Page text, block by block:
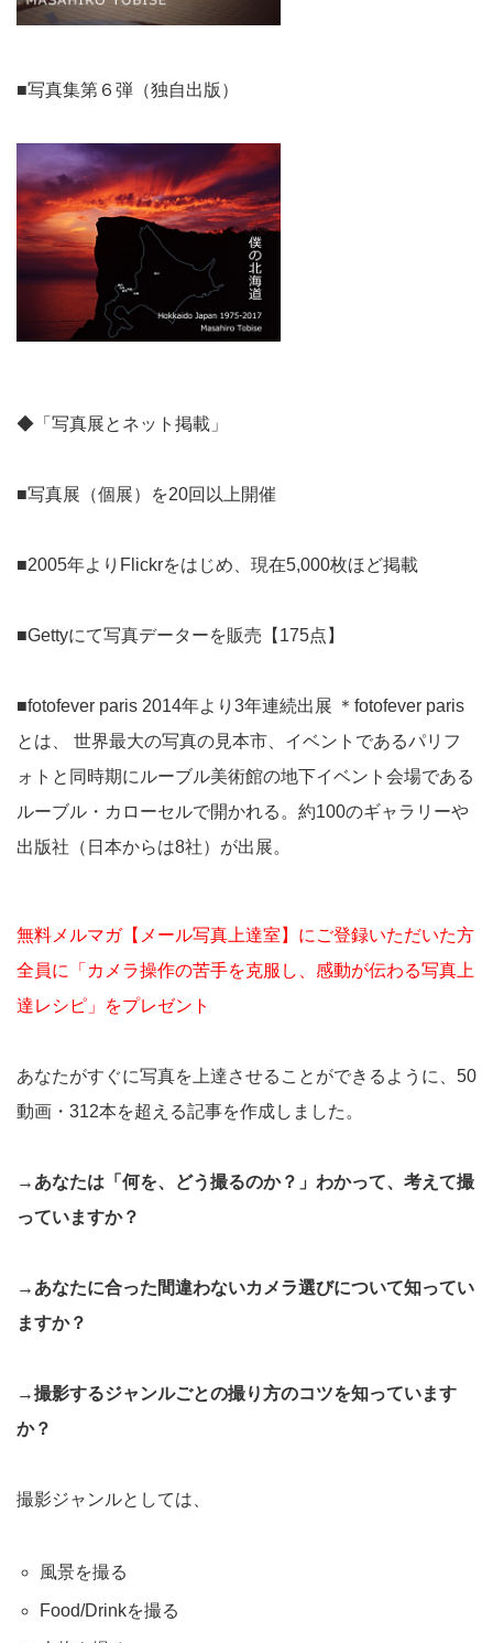
■写真集第６弾（独自出版）
◆「写真展とネット掲載」
■写真展（個展）を20回以上開催
■2005年よりFlickrをはじめ、現在5,000枚ほど掲載
■Gettyにて写真データーを販売【175点】
■fotofever paris 2014年より3年連続出展 ＊fotofever paris
とは、 世界最大の写真の見本市、イベントであるパリフ
ォトと同時期にルーブル美術館の地下イベント会場である
ルーブル・カローセルで開かれる。約100のギャラリーや
出版社（日本からは8社）が出展。
無料メルマガ【メール写真上達室】にご登録いただいた方
全員に「カメラ操作の苦手を克服し、感動が伝わる写真上
達レシピ」をプレゼント
あなたがすぐに写真を上達させることができるように、50
動画・312本を超える記事を作成しました。
→あなたは「何を、どう撮るのか？」わかって、考えて撮
っていますか？
→あなたに合った間違わないカメラ選びについて知ってい
ますか？
→撮影するジャンルごとの撮り方のコツを知っています
か？
撮影ジャンルとしては、
風景を撮る
Food/Drinkを撮る